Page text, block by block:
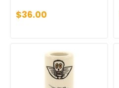
$36.00